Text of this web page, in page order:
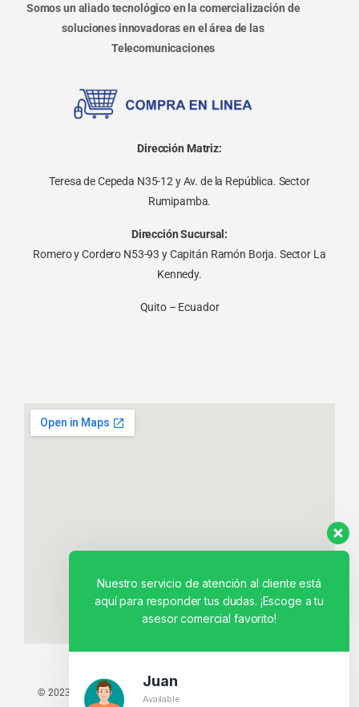
Somos un aliado tecnológico en la comercialización de
soluciones innovadoras en el área de las
Telecomunicaciones
Dirección Matriz:
Teresa de Cepeda N35-12 y Av. de la República. Sector
Rumipamba.
Dirección Sucursal:
Romero y Cordero N53-93 y Capitán Ramón Borja. Sector La
Kennedy.
Quito – Ecuador
© 2023 TODOS LOS DERECHOS RESERVADOS - TECNIT TU TIENDA
TECNOLÓGICA.
Nuestro servicio de atención al cliente está
aquí para responder tus dudas. ¡Escoge a tu
asesor comercial favorito!
Juan
Available